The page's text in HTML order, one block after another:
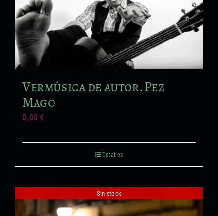
Vermúsica de autor. Pez
Mago
0,00 €
Detalles
Sin stock